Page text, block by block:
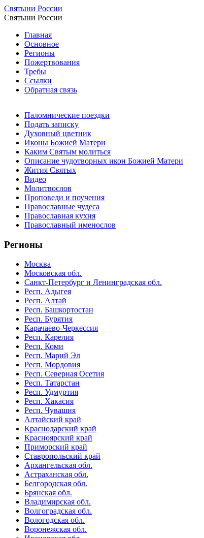
Святыни России
Святыни России
Главная
Основное
Регионы
Пожертвования
Требы
Ссылки
Обратная связь
Паломнические поездки
Подать записку
Духовный цветник
Иконы Божией Матери
Каким Святым молиться
Описание чудотворных икон Божией Матери
Жития Святых
Видео
Молитвослов
Проповеди и поучения
Православные чудеса
Православная кухня
Православный именослов
Регионы
Москва
Московская обл.
Санкт-Петербург и Ленинградская обл.
Респ. Адыгея
Респ. Алтай
Респ. Башкортостан
Респ. Бурятия
Карачаево-Черкессия
Респ. Карелия
Респ. Коми
Респ. Марий Эл
Респ. Мордовия
Респ. Северная Осетия
Респ. Татарстан
Респ. Удмуртия
Респ. Хакасия
Респ. Чувашия
Алтайский край
Краснодарский край
Красноярский край
Приморский край
Ставропольский край
Архангельская обл.
Астраханская обл.
Белгородская обл.
Брянская обл.
Владимирская обл.
Волгоградская обл.
Вологодская обл.
Воронежская обл.